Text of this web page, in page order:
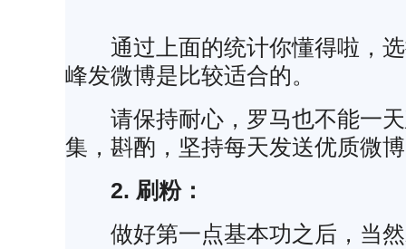
通过上面的统计你懂得啦，选
峰发微博是比较适合的。
请保持耐心，罗马也不能一天
集，斟酌，坚持每天发送优质微
2. 刷粉：
做好第一点基本功之后，当然